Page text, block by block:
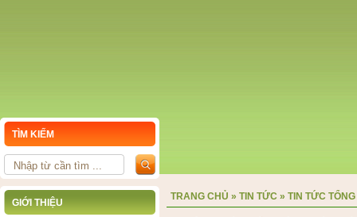
TÌM KIẾM
GIỚI THIỆU
TRANG CHỦ » TIN TỨC » TIN TỨC